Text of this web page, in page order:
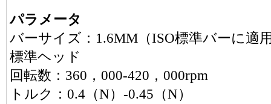
パラメータ
バーサイズ：1.6MM（ISO標準バーに適
標準ヘッド
回転数：360，000-420，000rpm
トルク：0.4（N）-0.45（N）